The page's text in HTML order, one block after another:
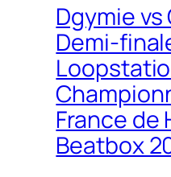
Dgymie
Demi-
France de
Beatbox